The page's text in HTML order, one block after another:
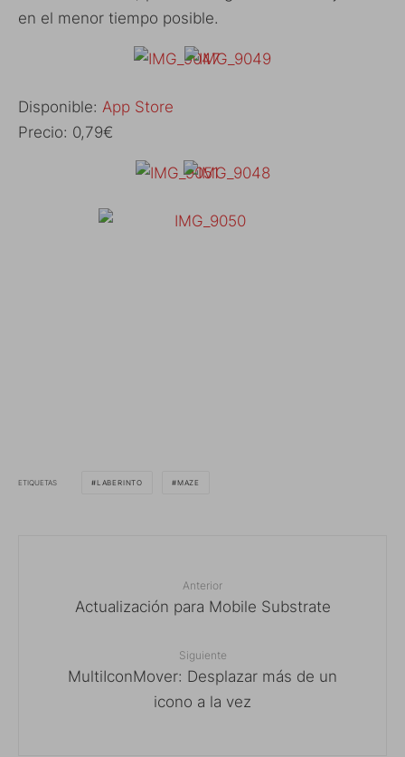
en el menor tiempo posible.
Disponible: App Store
Precio: 0,79€
ETIQUETAS LABERINTO MAZE
Anterior
Actualización para Mobile Substrate
Siguiente
MultiIconMover: Desplazar más de un
icono a la vez